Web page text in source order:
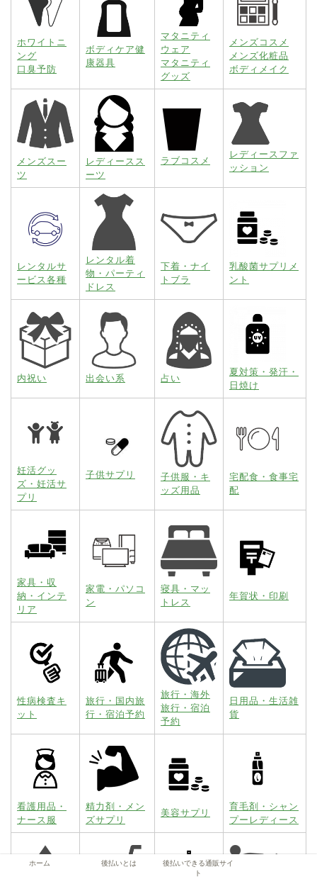
ホワイトニ
ング
口臭予防
ボディケア健
康器具
マタニティ
ウェア
マタニティ
グッズ
メンズコスメ
メンズ化粧品
ボディメイク
メンズスー
ツ
レディースス
ーツ
ラブコスメ
レディースファ
ッション
レンタルサ
ービス各種
レンタル着
物・パーティ
ドレス
下着・ナイ
トブラ
乳酸菌サプリメ
ント
内祝い 出会い系 占い
夏対策・発汗・
日焼け
妊活グッ
ズ・妊活サ
プリ
子供サプリ
子供服・キ
ッズ用品
宅配食・食事宅
配
家具・収
納・インテ
リア
家電・パソコ
ン
寝具・マッ
トレス
年賀状・印刷
性病検査キ
ット
旅行・国内旅
行・宿泊予約
旅行・海外
旅行・宿泊
予約
日用品・生活雑
貨
看護用品・
ナース服
精力剤・メン
ズサプリ
美容サプリ
育毛剤・シャン
プーレディース
ホーム 後払いとは
後払いできる通販サイ
ト